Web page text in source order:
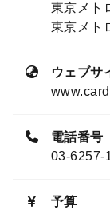
東京メト
東京メト
ウェブサ
電話番号
03-6257-
予算